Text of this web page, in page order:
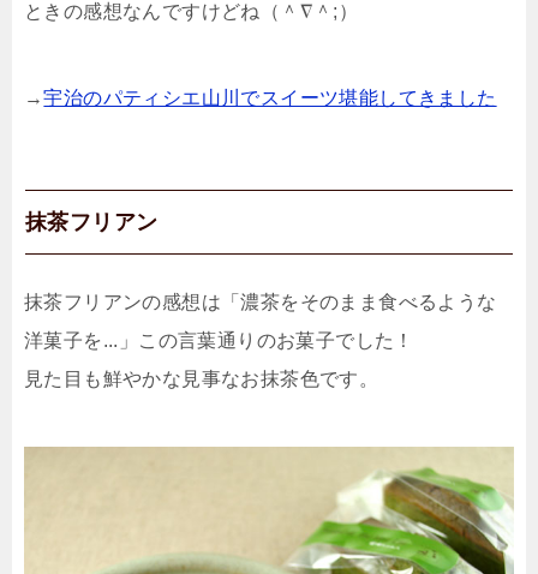
ときの感想なんですけどね（＾∇＾;）
→宇治のパティシエ山川でスイーツ堪能してきました
抹茶フリアン
抹茶フリアンの感想は「濃茶をそのまま食べるような
洋菓子を...」この言葉通りのお菓子でした！
見た目も鮮やかな見事なお抹茶色です。